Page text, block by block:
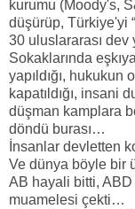
kurumu (Moody's,
düşürüp, Türkiye'yi
30 uluslararası dev
Sokaklarında
yapıldığı, hukukun
kapatıldığı, insani
düşman kamplara
döndü burası…
İnsanlar devletten
Ve dünya böyle bir
AB hayali bitti,
muamelesi çekti…